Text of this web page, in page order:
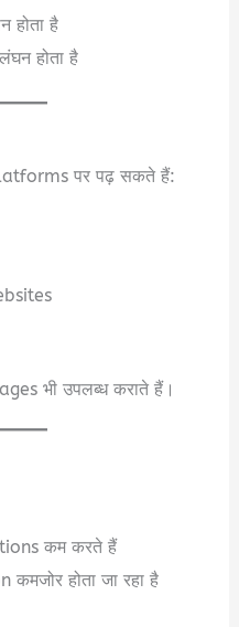
होता है
होता है
पर पढ़ सकते हैं:
भी उपलब्ध कराते हैं।
कम करते हैं
होता जा रहा है